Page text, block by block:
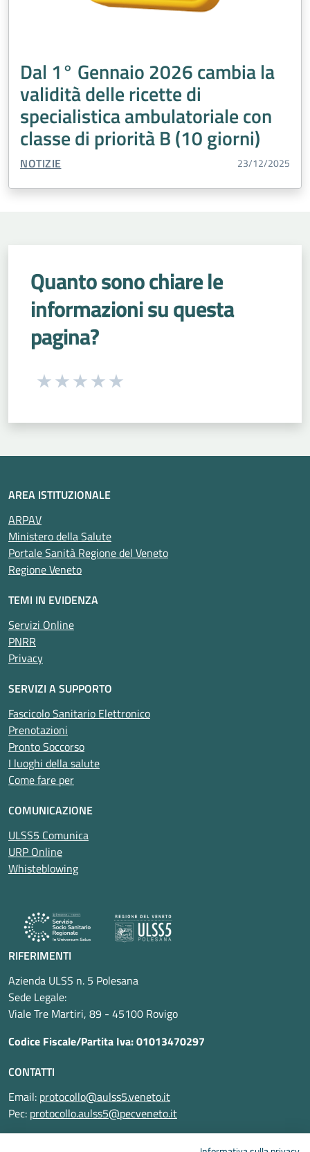
Dal 1° Gennaio 2026 cambia la
validità delle ricette di
specialistica ambulatoriale con
classe di priorità B (10 giorni)
TIPO CONTENUTO:
NOTIZIE 23/12/2025
Quanto sono chiare le
informazioni su questa
pagina?
Seleziona una valutazione da 1 a 5 stelle
AREA ISTITUZIONALE
ARPAV
Ministero della Salute
Portale Sanità Regione del Veneto
Regione Veneto
TEMI IN EVIDENZA
Servizi Online
PNRR
Privacy
SERVIZI A SUPPORTO
Fascicolo Sanitario Elettronico
Prenotazioni
Pronto Soccorso
I luoghi della salute
Come fare per
COMUNICAZIONE
ULSS5 Comunica
URP Online
Whisteblowing
RIFERIMENTI
Azienda ULSS n. 5 Polesana
Sede Legale:
Viale Tre Martiri, 89 - 45100 Rovigo
Codice Fiscale/Partita Iva: 01013470297
CONTATTI
Email: protocollo@aulss5.veneto.it
Pec: protocollo.aulss5@pecveneto.it